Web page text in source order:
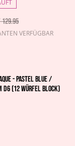
129.95
VERFÜGBAR
- Pastel Blue /
d6 (12 Würfel Block)